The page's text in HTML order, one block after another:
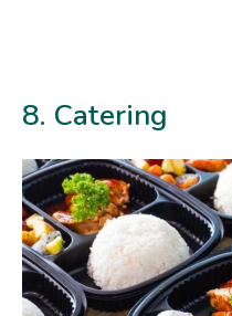
8. Catering